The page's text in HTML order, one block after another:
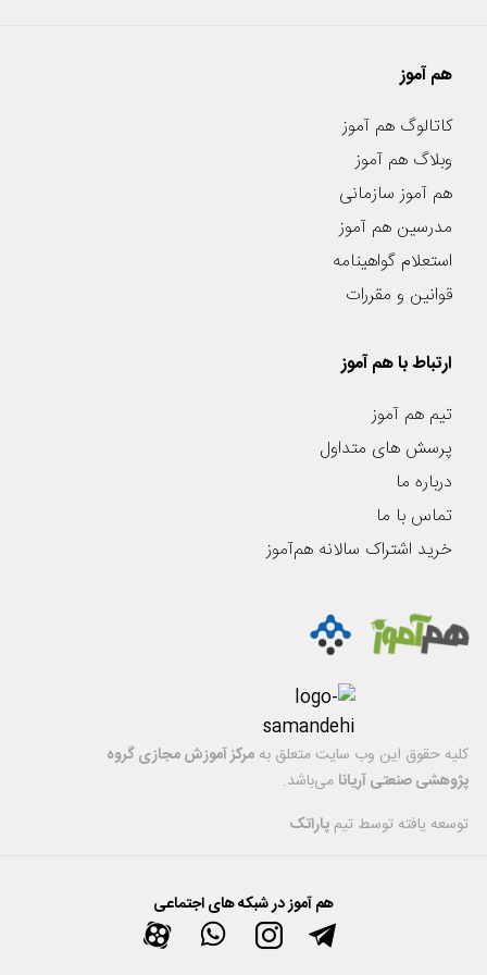
هم آموز
کاتالوگ هم آموز
وبلاگ هم آموز
هم آموز سازمانی
مدرسین هم آموز
استعلام گواهینامه
قوانین و مقررات
ارتباط با هم آموز
تیم هم آموز
پرسش های متداول
درباره ما
تماس با ما
خرید اشتراک سالانه هم‌آموز
کليه حقوق اين وب سایت متعلق به مرکز آموزش مجازی گروه
پژوهشی صنعتی آریانا می‌باشد.
توسعه یافته توسط تیم پاراتک
هم آموز در شبکه های اجتماعی